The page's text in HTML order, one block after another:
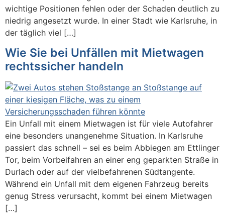
wichtige Positionen fehlen oder der Schaden deutlich zu
niedrig angesetzt wurde. In einer Stadt wie Karlsruhe, in
der täglich viel […]
Wie Sie bei Unfällen mit Mietwagen
rechtssicher handeln
Ein Unfall mit einem Mietwagen ist für viele Autofahrer
eine besonders unangenehme Situation. In Karlsruhe
passiert das schnell – sei es beim Abbiegen am Ettlinger
Tor, beim Vorbeifahren an einer eng geparkten Straße in
Durlach oder auf der vielbefahrenen Südtangente.
Während ein Unfall mit dem eigenen Fahrzeug bereits
genug Stress verursacht, kommt bei einem Mietwagen
[…]